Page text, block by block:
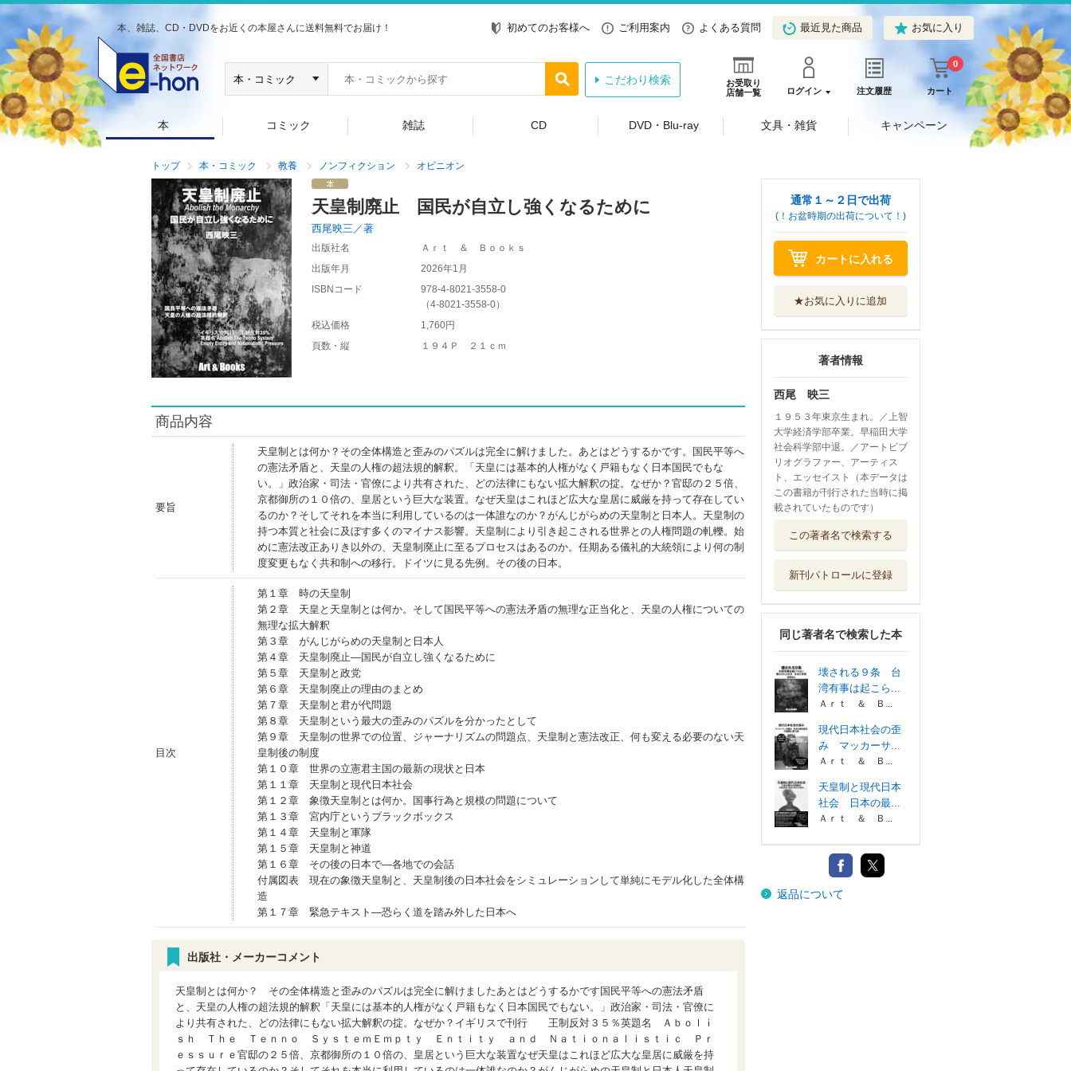
本、雑誌、CD・DVDをお近くの本屋さんに送料無料でお届け！ 初めてのお客様へ ご利用案内 よくある質問 最近見た商品 お気に入り
お受取り
店舗一覧
ログイン 注文履歴 カート
0
こだわり検索
本 コミック 雑誌 CD DVD・Blu-ray 文具・雑貨 キャンペーン
トップ 本・コミック 教養 ノンフィクション オピニオン
天皇制廃止 国民が自立し強くなるために
西尾映三／著
出版社名
Ａｒｔ ＆ Ｂｏｏｋｓ
出版年月
2026年1月
ISBNコード
978-4-8021-3558-0
（4-8021-3558-0）
税込価格
1,760円
頁数・縦
１９４Ｐ ２１ｃｍ
商品内容
要旨
天皇制とは何か？その全体構造と歪みのパズルは完全に解けました。あとはどうするかです。国民平等へ
の憲法矛盾と、天皇の人権の超法規的解釈。「天皇には基本的人権がなく戸籍もなく日本国民でもな
い。」政治家・司法・官僚により共有された、どの法律にもない拡大解釈の掟。なぜか？官邸の２５倍、
京都御所の１０倍の、皇居という巨大な装置。なぜ天皇はこれほど広大な皇居に威厳を持って存在してい
るのか？そしてそれを本当に利用しているのは一体誰なのか？がんじがらめの天皇制と日本人。天皇制の
持つ本質と社会に及ぼす多くのマイナス影響。天皇制により引き起こされる世界との人権問題の軋轢。始
めに憲法改正ありき以外の、天皇制廃止に至るプロセスはあるのか。任期ある儀礼的大統領により何の制
度変更もなく共和制への移行。ドイツに見る先例。その後の日本。
目次
第１章 時の天皇制
第２章 天皇と天皇制とは何か。そして国民平等への憲法矛盾の無理な正当化と、天皇の人権についての
無理な拡大解釈
第３章 がんじがらめの天皇制と日本人
第４章 天皇制廃止―国民が自立し強くなるために
第５章 天皇制と政党
第６章 天皇制廃止の理由のまとめ
第７章 天皇制と君が代問題
第８章 天皇制という最大の歪みのパズルを分かったとして
第９章 天皇制の世界での位置、ジャーナリズムの問題点、天皇制と憲法改正、何も変える必要のない天
皇制後の制度
第１０章 世界の立憲君主国の最新の現状と日本
第１１章 天皇制と現代日本社会
第１２章 象徴天皇制とは何か。国事行為と規模の問題について
第１３章 宮内庁というブラックボックス
第１４章 天皇制と軍隊
第１５章 天皇制と神道
第１６章 その後の日本で―各地での会話
付属図表 現在の象徴天皇制と、天皇制後の日本社会をシミュレーションして単純にモデル化した全体構
造
第１７章 緊急テキスト―恐らく道を踏み外した日本へ
出版社・メーカーコメント
天皇制とは何か？ その全体構造と歪みのパズルは完全に解けましたあとはどうするかです国民平等への憲法矛盾
と、天皇の人権の超法規的解釈「天皇には基本的人権がなく戸籍もなく日本国民でもない。」政治家・司法・官僚に
より共有された、どの法律にもない拡大解釈の掟。なぜか？イギリスで刊行 王制反対３５％英題名 Ａｂｏｌｉ
ｓｈ Ｔｈｅ Ｔｅｎｎｏ ＳｙｓｔｅｍＥｍｐｔｙ Ｅｎｔｉｔｙ ａｎｄ Ｎａｔｉｏｎａｌｉｓｔｉｃ Ｐｒ
ｅｓｓｕｒｅ官邸の２５倍、京都御所の１０倍の、皇居という巨大な装置なぜ天皇はこれほど広大な皇居に威厳を持
通常１～２日で出荷
(！お盆時期の出荷について！)
カートに入れる
★お気に入りに追加
著者情報
西尾 映三
１９５３年東京生まれ。／上智
大学経済学部卒業。早稲田大学
社会科学部中退。／アートビブ
リオグラファー、アーティス
ト、エッセイスト（本データは
この書籍が刊行された当時に掲
載されていたものです）
この著者名で検索する
新刊パトロールに登録
同じ著者名で検索した本
壊される９条 台
湾有事は起こら...
Ａｒｔ ＆ Ｂ...
現代日本社会の歪
み マッカーサ...
Ａｒｔ ＆ Ｂ...
天皇制と現代日本
社会 日本の最...
Ａｒｔ ＆ Ｂ...
返品について